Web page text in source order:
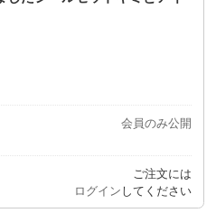
会員のみ公開
ご注文には
ログイン してください